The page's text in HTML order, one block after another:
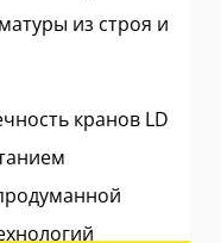
из строя и
кранов LD